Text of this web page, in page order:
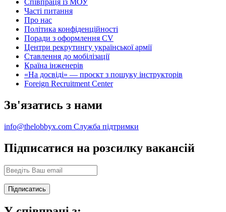
Співпраця із МОУ
Часті питання
Про нас
Політика конфіденційності
Поради з оформлення CV
Центри рекрутингу української армії
Ставлення до мобілізації
Країна інженерів
«На досвіді» — проєкт з пошуку інструкторів
Foreign Recruitment Center
Зв'язатись з нами
info@thelobbyx.com Служба підтримки
Підписатися на розсилку вакансій